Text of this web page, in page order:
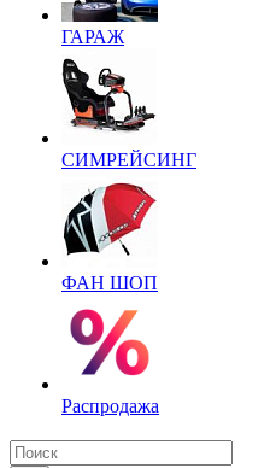
ГАРАЖ
СИМРЕЙСИНГ
ФАН ШОП
Распродажа